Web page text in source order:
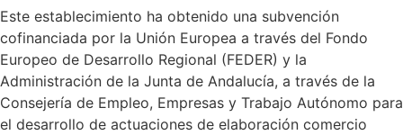
Este establecimiento ha obtenido una subvención
cofinanciada por la Unión Europea a través del Fondo
Europeo de Desarrollo Regional (FEDER) y la
Administración de la Junta de Andalucía, a través de la
Consejería de Empleo, Empresas y Trabajo Autónomo para
el desarrollo de actuaciones de elaboración comercio